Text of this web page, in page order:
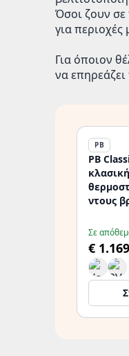
Όσοι ζουν σε
για
Για όποιον
να
PB
PB
ντους
Σε
€